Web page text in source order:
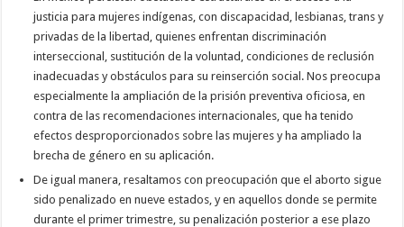
justicia para mujeres indígenas, con discapacidad, lesbianas, trans y
privadas de la libertad, quienes enfrentan discriminación
interseccional, sustitución de la voluntad, condiciones de reclusión
inadecuadas y obstáculos para su reinserción social. Nos preocupa
especialmente la ampliación de la prisión preventiva oficiosa, en
contra de las recomendaciones internacionales, que ha tenido
efectos desproporcionados sobre las mujeres y ha ampliado la
brecha de género en su aplicación.
De igual manera, resaltamos con preocupación que el aborto sigue
sido penalizado en nueve estados, y en aquellos donde se permite
durante el primer trimestre, su penalización posterior a ese plazo